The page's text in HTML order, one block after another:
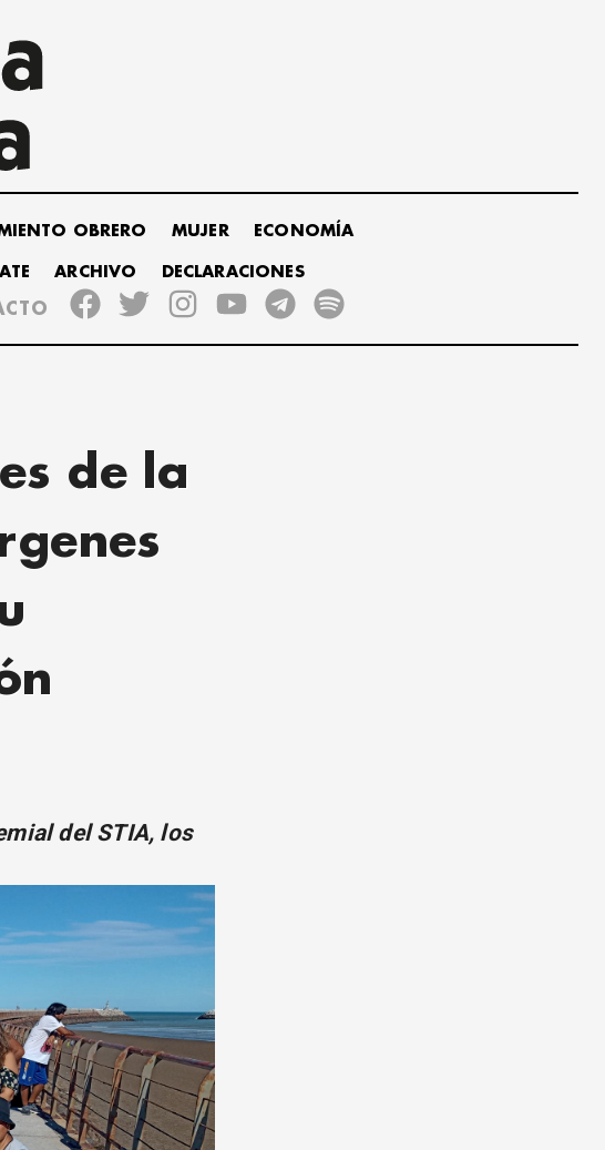
OBRERO MUJER ECONOMÍA
ARCHIVO DECLARACIONES
de la
del STIA, los